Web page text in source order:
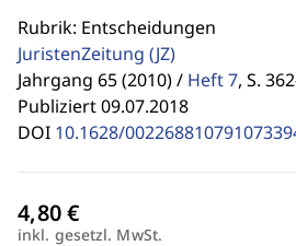
Rubrik: Entscheidungen
JuristenZeitung (JZ)
Jahrgang 65 (2010) / Heft 7, S.
Publiziert 09.07.2018
DOI 10.1628/
inkl. gesetzl. MwSt.